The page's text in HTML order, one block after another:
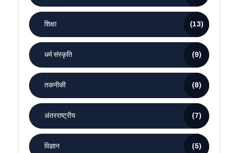
शिक्षा (13)
धर्म संस्कृति (9)
तकनीकी (8)
अंतरराष्ट्रीय (7)
विज्ञान (5)